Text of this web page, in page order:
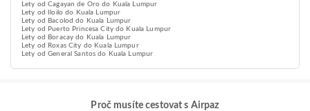
Lety od Cagayan de Oro do Kuala Lumpur
Lety od Iloilo do Kuala Lumpur
Lety od Bacolod do Kuala Lumpur
Lety od Puerto Princesa City do Kuala Lumpur
Lety od Boracay do Kuala Lumpur
Lety od Roxas City do Kuala Lumpur
Lety od General Santos do Kuala Lumpur
Proč musíte cestovat s Airpaz